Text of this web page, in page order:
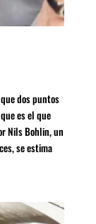
dos puntos
es el que
Nils Bohlin, un
se estima